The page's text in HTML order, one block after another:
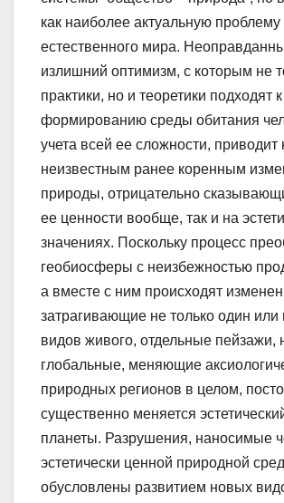
как наиболее актуальную
естественного мира.
излишний оптимизм, с которым не
практики, но и теоретики подходят к
формированию среды обитания
учета всей ее сложности, приводит
неизвестным ранее коренным
природы, отрицательно
ее ценности вообще, так и на
значениях. Поскольку процесс
геобиосферы с неизбежностью
а вместе с ним происходят
затрагивающие не только один или
видов живого, отдельные пейзажи,
глобальные, меняющие
природных регионов в целом,
существенно меняется
планеты. Разрушения, наносимые
эстетически ценной природной
обусловлены развитием новых